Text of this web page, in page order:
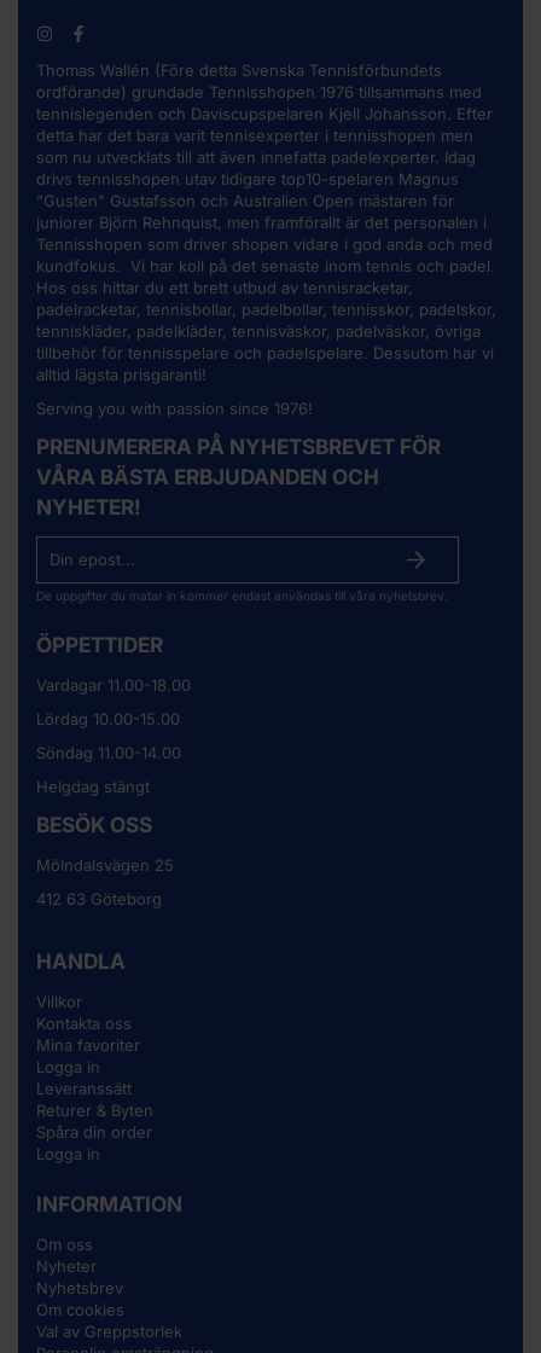
Thomas Wallén (Före detta Svenska Tennisförbundets
ordförande) grundade Tennisshopen 1976 tillsammans med
tennislegenden och Daviscupspelaren Kjell Johansson. Efter
detta har det bara varit tennisexperter i tennisshopen men
som nu utvecklats till att även innefatta padelexperter. Idag
drivs tennisshopen utav tidigare top10-spelaren Magnus
"Gusten" Gustafsson och Australien Open mästaren för
juniorer Björn Rehnquist, men framförallt är det personalen i
Tennisshopen som driver shopen vidare i god anda och med
kundfokus. Vi har koll på det senaste inom tennis och padel.
Hos oss hittar du ett brett utbud av tennisracketar,
padelracketar, tennisbollar, padelbollar, tennisskor, padelskor,
tenniskläder, padelkläder, tennisväskor, padelväskor, övriga
tillbehör för tennisspelare och padelspelare. Dessutom har vi
alltid lägsta prisgaranti!
Serving you with passion since 1976!
PRENUMERERA PÅ NYHETSBREVET FÖR
VÅRA BÄSTA ERBJUDANDEN OCH
NYHETER!
De uppgifter du matar in kommer endast användas till våra nyhetsbrev.
ÖPPETTIDER
Vardagar 11.00-18.00
Lördag 10.00-15.00
Söndag 11.00-14.00
Helgdag stängt
BESÖK OSS
Mölndalsvägen 25
412 63 Göteborg
HANDLA
Villkor
Kontakta oss
Mina favoriter
Logga in
Leveranssätt
Returer & Byten
Spåra din order
Logga in
INFORMATION
Om oss
Nyheter
Nyhetsbrev
Om cookies
Val av Greppstorlek